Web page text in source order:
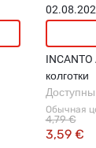
колготки
Обычная
3,59 €
4,79 €